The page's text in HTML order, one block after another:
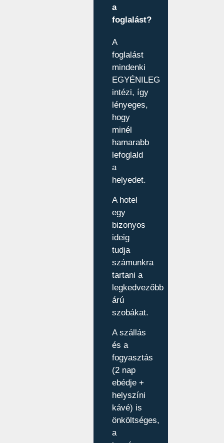
a
foglalást?
A
foglalást
mindenki
EGYÉNILEG
intézi, így
lényeges,
hogy
minél
hamarabb
lefoglald
a
helyedet.
A hotel
egy
bizonyos
ideig
tudja
számunkra
tartani a
legkedvezőbb
árú
szobákat.
A szállás
és a
fogyasztás
(2 nap
ebédje +
helyszíni
kávé) is
önköltséges,
a